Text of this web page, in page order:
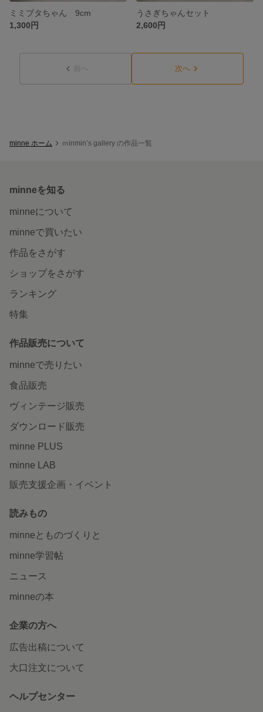
ミミブタちゃん 9cm
1,300円
うさぎちゃんセット
2,600円
前へ 次へ
minne ホーム ｍinmin’s gallery の作品一覧
minneを知る
minneについて
minneで買いたい
作品をさがす
ショップをさがす
ランキング
特集
作品販売について
minneで売りたい
食品販売
ヴィンテージ販売
ダウンロード販売
minne PLUS
minne LAB
販売支援企画・イベント
読みもの
minneとものづくりと
minne学習帖
ニュース
minneの本
企業の方へ
広告出稿について
大口注文について
ヘルプセンター